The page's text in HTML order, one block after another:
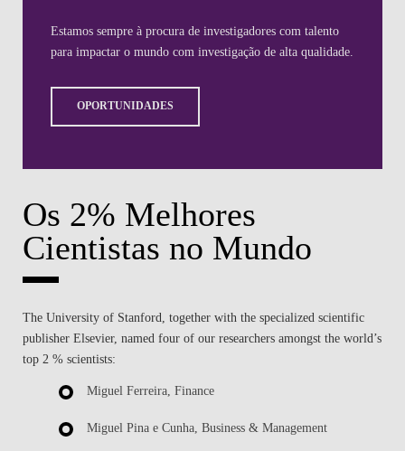
Estamos sempre à procura de investigadores com talento
para impactar o mundo com investigação de alta qualidade.
OPORTUNIDADES
Os 2% Melhores
Cientistas no Mundo
The University of Stanford, together with the specialized scientific
publisher Elsevier, named four of our researchers amongst the world’s
top 2 % scientists:
Miguel Ferreira, Finance
Miguel Pina e Cunha, Business & Management